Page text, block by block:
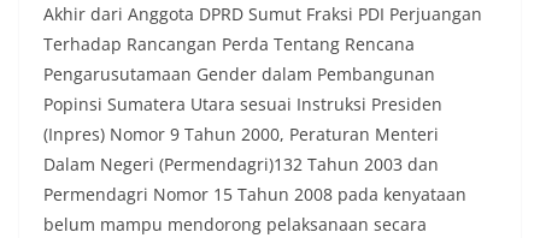
Akhir dari Anggota DPRD Sumut Fraksi PDI Perjuangan
Terhadap Rancangan Perda Tentang Rencana
Pengarusutamaan Gender dalam Pembangunan
Popinsi Sumatera Utara sesuai Instruksi Presiden
(Inpres) Nomor 9 Tahun 2000, Peraturan Menteri
Dalam Negeri (Permendagri)132 Tahun 2003 dan
Permendagri Nomor 15 Tahun 2008 pada kenyataan
belum mampu mendorong pelaksanaan secara